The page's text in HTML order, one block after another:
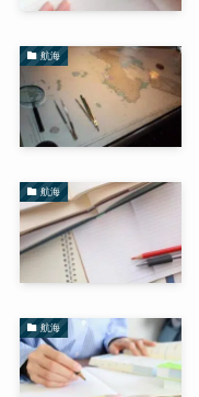
航海
航海
航海